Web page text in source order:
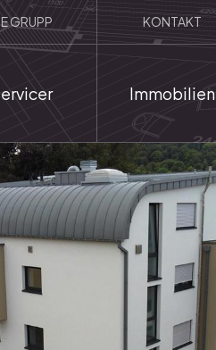
GRUPP KONTAKT
Immobilien